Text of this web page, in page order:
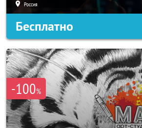
Россия
Бесплатно
-100%